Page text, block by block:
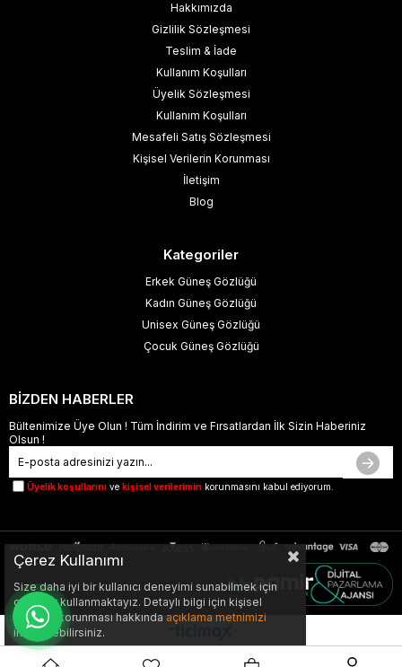
Hakkımızda
Gizlilik Sözleşmesi
Teslim & İade
Kullanım Koşulları
Üyelik Sözleşmesi
Kullanım Koşulları
Mesafeli Satış Sözleşmesi
Kişisel Verilerin Korunması
İletişim
Blog
Kategoriler
Erkek Güneş Gözlüğü
Kadın Güneş Gözlüğü
Unisex Güneş Gözlüğü
Çocuk Güneş Gözlüğü
BİZDEN HABERLER
Bültenimize Üye Olun ! Tüm İndirim ve Fırsatlardan İlk Sizin Haberiniz
Olsun !
Üyelik koşullarını ve kişisel verilerimin korunmasını kabul ediyorum.
Çerez Kullanımı
Size daha iyi bir kullanıcı deneyimi sunabilmek için
çerezler kullanmaktayız. Detaylı bilgi için kişisel
verilerin korunması hakkında açıklama metnimizi
inceleyebilirsiniz.